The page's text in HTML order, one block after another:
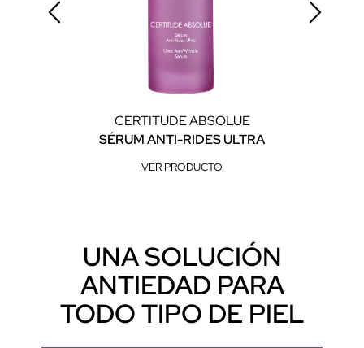
CERTITUDE ABSOLUE
SÉRUM ANTI-RIDES ULTRA
VER PRODUCTO
UNA SOLUCIÓN
ANTIEDAD PARA
TODO TIPO DE PIEL